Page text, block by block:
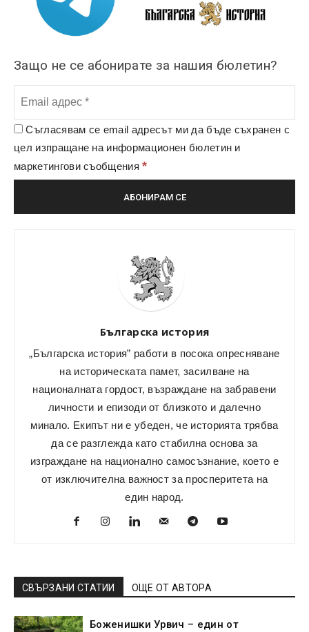
Защо не се абонирате за нашия бюлетин?
Съгласявам се email адресът ми да бъде съхранен с
цел изпращане на информационен бюлетин и
маркетингови съобщения*
Българска история
„Българска история” работи в посока опресняване
на историческата памет, засилване на
националната гордост, възраждане на забравени
личности и епизоди от близкото и далечно
минало. Екипът ни е убеден, че историята трябва
да се разглежда като стабилна основа за
изграждане на национално самосъзнание, което е
от изключителна важност за просперитета на
един народ.
СВЪРЗАНИ СТАТИИ ОЩЕ ОТ АВТОРА
Боженишки Урвич – един от